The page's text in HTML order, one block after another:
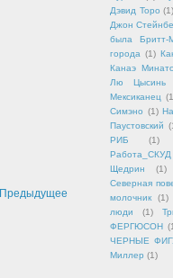
Предыдущее
Дэвид Торо (1)
Джон
была Бритт-
города (1)
Канаэ Минато
Лю Цысинь
Мексиканец
Симэно (1)
Паустовский
РИБ
(1)
Работа_СКУД
Щедрин
(1)
Северная
молочник
(1)
люди
(1)
ФЕРГЮСОН
ЧЕРНЫЕ
Миллер (1)